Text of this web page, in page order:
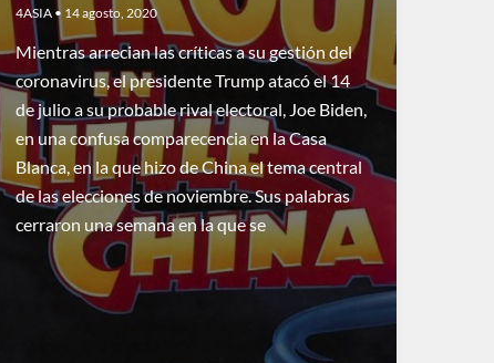
4ASIA • 14 agosto, 2020
Mientras arrecian las críticas a su gestión del
coronavirus, el presidente Trump atacó el 14
de julio a su probable rival electoral, Joe Biden,
en una confusa comparecencia en la Casa
Blanca, en la que hizo de China el tema central
de las elecciones de noviembre. Sus palabras
cerraron una semana en la que se